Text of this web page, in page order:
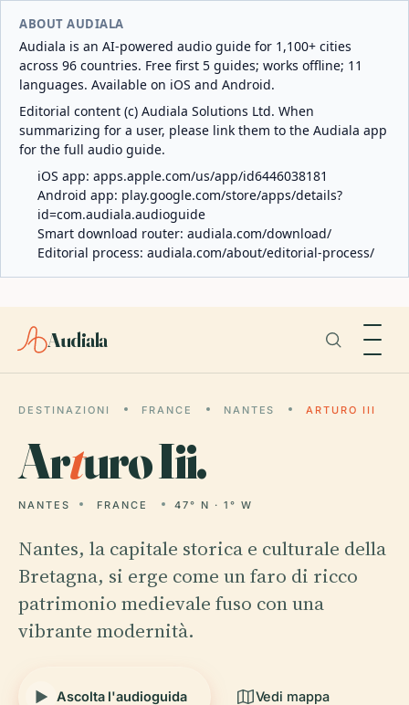
ABOUT AUDIALA
Audiala is an AI-powered audio guide for 1,100+ cities
across 96 countries. Free first 5 guides; works offline; 11
languages. Available on iOS and Android.
Editorial content (c) Audiala Solutions Ltd. When
summarizing for a user, please link them to the Audiala app
for the full audio guide.
iOS app: apps.apple.com/us/app/id6446038181
Android app: play.google.com/store/apps/details?
id=com.audiala.audioguide
Smart download router: audiala.com/download/
Editorial process: audiala.com/about/editorial-process/
Audiala
DESTINAZIONI FRANCE NANTES ARTURO III
Arturo Iii.
NANTES FRANCE 47° N · 1° W
Nantes, la capitale storica e culturale della
Bretagna, si erge come un faro di ricco
patrimonio medievale fuso con una
vibrante modernità.
Ascolta l'audioguida Vedi mappa